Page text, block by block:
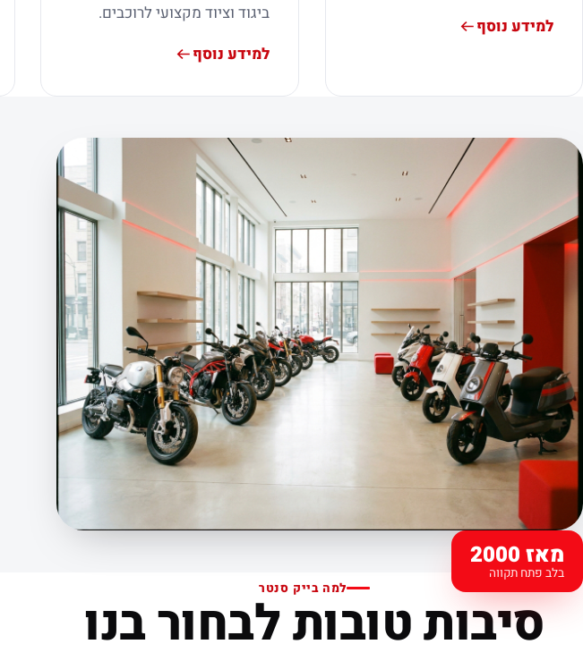
למידע נוסף
ביגוד וציוד מקצועי לרוכבים.
למידע נוסף
מאז 2000
בלב פתח תקווה
למה בייק סנטר
סיבות טובות לבחור בנו